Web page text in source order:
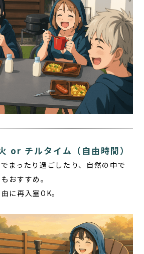
チルタイム（自由時間）
まったり過ごしたり、自然の中で
おすすめ。
に再入室OK。